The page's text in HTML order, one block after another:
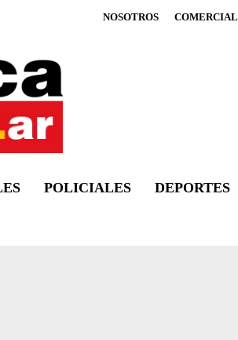
NOSOTROS COMERCIAL
POLICIALES DEPORTES